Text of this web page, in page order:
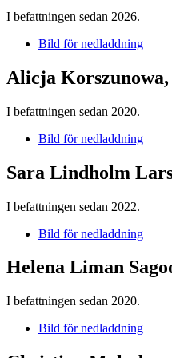
I befattningen sedan 2026.
Bild för nedladdning
Alicja
I befattningen sedan 2020.
Bild för nedladdning
Sara Lindholm
I befattningen sedan 2022.
Bild för nedladdning
Helena Liman
I befattningen sedan 2020.
Bild för nedladdning